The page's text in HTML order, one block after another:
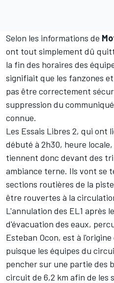
Selon les informations de
ont tout simplement dû
la fin des horaires des
signifiait que les fanzones
pas être correctement
suppression du
connue.
Les Essais Libres 2, qui ont
débuté à 2h30, heure
tiennent donc devant des
ambiance terne. Ils vont se
sections routières de la
être rouvertes à la
L'annulation des EL1 après
d'évacuation des eaux,
Esteban Ocon, est à
puisque les équipes du
pencher sur une partie des
circuit de 6,2 km afin de les